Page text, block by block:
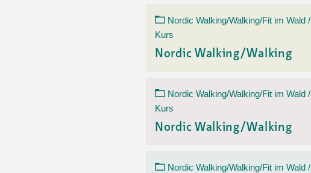
Nordic Walking/Walking/Fit im Wald /
Kurs
Nordic Walking/Walking
Nordic Walking/Walking/Fit im Wald /
Kurs
Nordic Walking/Walking
Nordic Walking/Walking/Fit im Wald /